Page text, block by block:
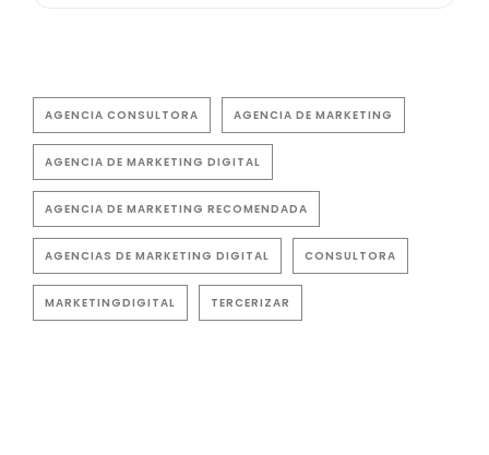
AGENCIA CONSULTORA AGENCIA DE MARKETING
AGENCIA DE MARKETING DIGITAL
AGENCIA DE MARKETING RECOMENDADA
AGENCIAS DE MARKETING DIGITAL CONSULTORA
MARKETINGDIGITAL TERCERIZAR